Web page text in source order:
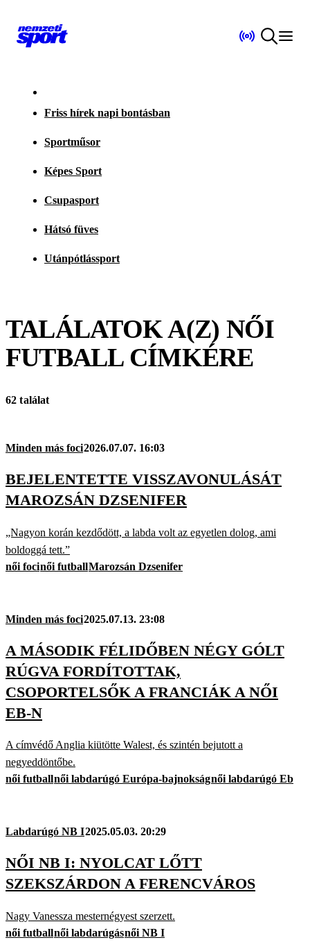
Friss hírek napi bontásban
Sportműsor
Képes Sport
Csupasport
Hátsó füves
Utánpótlássport
TALÁLATOK A(Z) NŐI
FUTBALLCÍMKÉRE
62 találat
Minden más foci2026.07.07. 16:03
BEJELENTETTE VISSZAVONULÁSÁT
MAROZSÁN DZSENIFER
„Nagyon korán kezdődött, a labda volt az egyetlen dolog, ami
boldoggá tett.”
női focinői futballMarozsán Dzsenifer
Minden más foci2025.07.13. 23:08
A MÁSODIK FÉLIDŐBEN NÉGY GÓLT
RÚGVA FORDÍTOTTAK,
CSOPORTELSŐK A FRANCIÁK A NŐI
EB-N
A címvédő Anglia kiütötte Walest, és szintén bejutott a
negyeddöntőbe.
női futballnői labdarúgó Európa-bajnokságnői labdarúgó Eb
Labdarúgó NB I2025.05.03. 20:29
NŐI NB I: NYOLCAT LŐTT
SZEKSZÁRDON A FERENCVÁROS
Nagy Vanessza mesternégyest szerzett.
női futballnői labdarúgásnői NB I